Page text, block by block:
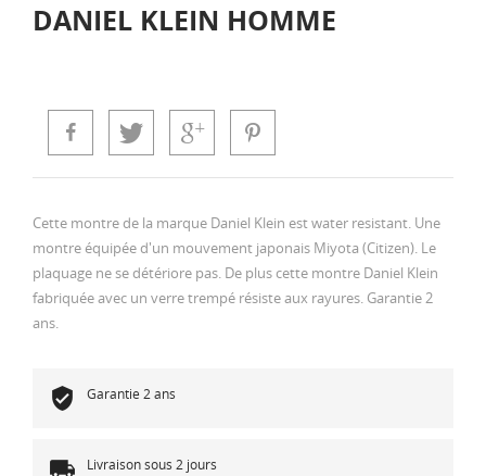
DANIEL KLEIN HOMME
Cette montre de la marque Daniel Klein est water resistant. Une
montre équipée d'un mouvement japonais Miyota (Citizen). Le
plaquage ne se détériore pas. De plus cette montre Daniel Klein
fabriquée avec un verre trempé résiste aux rayures. Garantie 2
ans.
Garantie 2 ans
Livraison sous 2 jours